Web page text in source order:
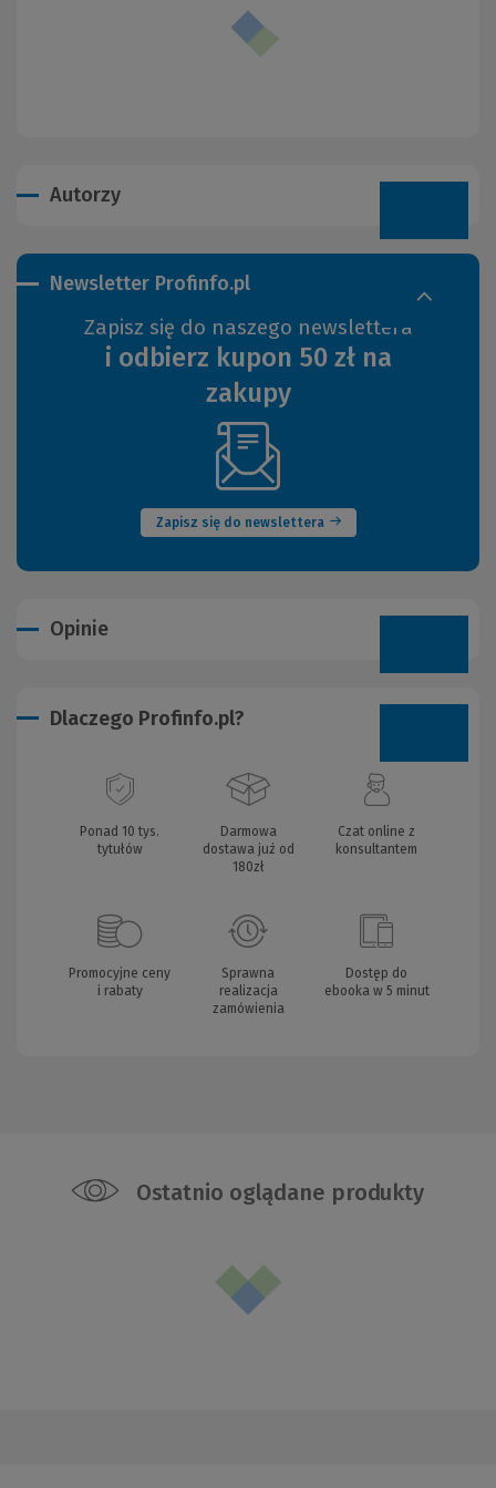
Autorzy
Newsletter Profinfo.pl
Zapisz się do naszego newslettera
i odbierz kupon 50 zł na
zakupy
Zapisz się do newslettera
(Nowe
okno)
Opinie
Dlaczego Profinfo.pl?
Ponad 10 tys.
tytułów
Darmowa
dostawa już od
180zł
Czat online z
konsultantem
Promocyjne ceny
i rabaty
Sprawna
realizacja
zamówienia
Dostęp do
ebooka w 5 minut
Ostatnio oglądane produkty